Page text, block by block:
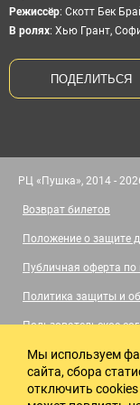
Режиссёр: Скотт Бек
В ролях: Хью Грант,
ПОДЕЛИТЬСЯ
РЦ «Пушка», 2014 -
Возврат билетов
Положение о защите
Публичная оферта по
Политика защиты и
Пользовательское
Правила посещения
Политика
Мы используем
сайта, сбора
отключить cookies